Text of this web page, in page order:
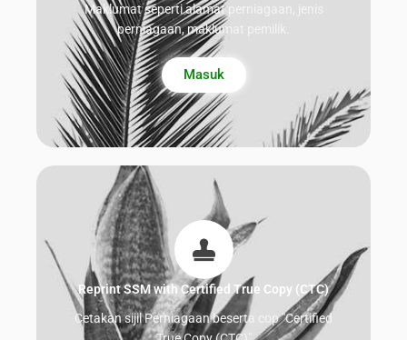
Maklumat seperti alamat perniagaan, jenis
perniagaan, maklumat pemilik.
Masuk
Reprint SSM with Certified True Copy (CTC)
Cetakan sijil Perniagaan beserta cop "Certified